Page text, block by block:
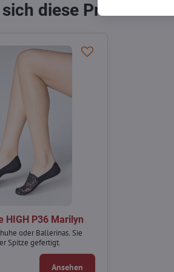
diese Produkte
HIGH P36 Marilyn
oder Ballerinas. Sie
Spitze gefertigt.
Ansehen